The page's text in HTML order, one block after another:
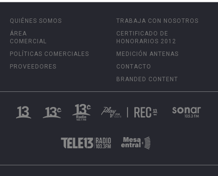
QUIÉNES SOMOS
ÁREA
COMERCIAL
POLÍTICAS COMERCIALES
PROVEEDORES
TRABAJA CON NOSOTROS
CERTIFICADO DE
HONORARIOS 2012
MEDICIÓN ANTENAS
CONTACTO
BRANDED CONTENT